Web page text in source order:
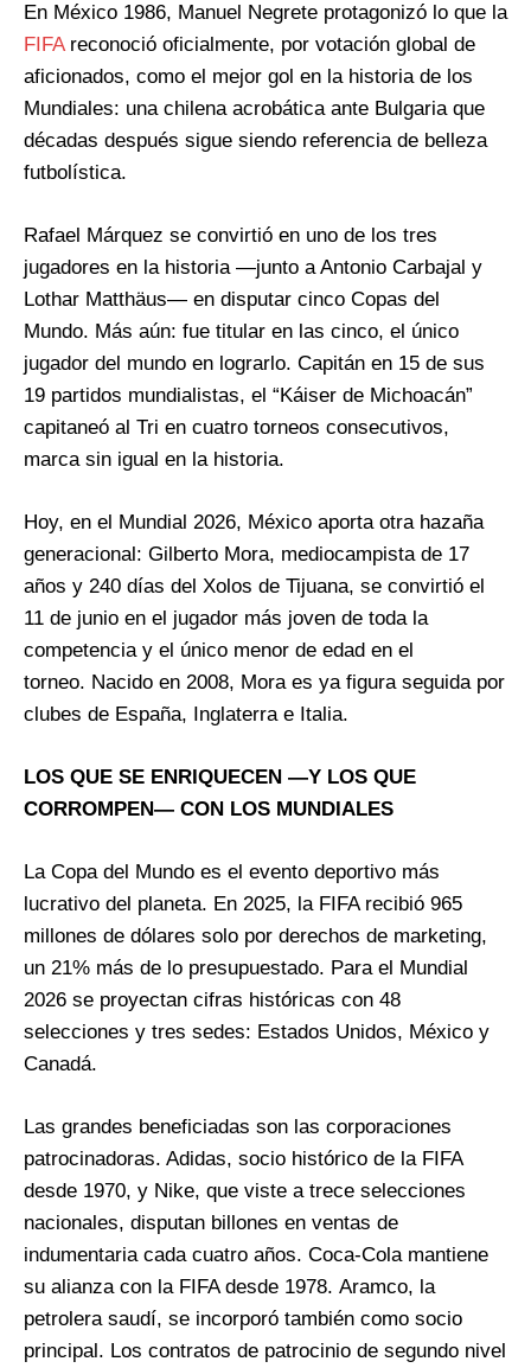
En México 1986, Manuel Negrete protagonizó lo que la
FIFAreconoció oficialmente, por votación global de
aficionados, como el mejor gol en la historia de los
Mundiales: una chilena acrobática ante Bulgaria que
décadas después sigue siendo referencia de belleza
futbolística.
Rafael Márquez se convirtió en uno de los tres
jugadores en la historia —junto a Antonio Carbajal y
Lothar Matthäus— en disputar cinco Copas del
Mundo. Más aún: fue titular en las cinco, el único
jugador del mundo en lograrlo. Capitán en 15 de sus
19 partidos mundialistas, el “Káiser de Michoacán”
capitaneó al Tri en cuatro torneos consecutivos,
marca sin igual en la historia.
Hoy, en el Mundial 2026, México aporta otra hazaña
generacional: Gilberto Mora, mediocampista de 17
años y 240 días del Xolos de Tijuana, se convirtió el
11 de junio en el jugador más joven de toda la
competencia y el único menor de edad en el
torneo. Nacido en 2008, Mora es ya figura seguida por
clubes de España, Inglaterra e Italia.
LOS QUE SE ENRIQUECEN —Y LOS QUE
CORROMPEN— CON LOS MUNDIALES
La Copa del Mundo es el evento deportivo más
lucrativo del planeta. En 2025, la FIFA recibió 965
millones de dólares solo por derechos de marketing,
un 21% más de lo presupuestado. Para el Mundial
2026 se proyectan cifras históricas con 48
selecciones y tres sedes: Estados Unidos, México y
Canadá.
Las grandes beneficiadas son las corporaciones
patrocinadoras. Adidas, socio histórico de la FIFA
desde 1970, y Nike, que viste a trece selecciones
nacionales, disputan billones en ventas de
indumentaria cada cuatro años. Coca-Cola mantiene
su alianza con la FIFA desde 1978. Aramco, la
petrolera saudí, se incorporó también como socio
principal. Los contratos de patrocinio de segundo nivel